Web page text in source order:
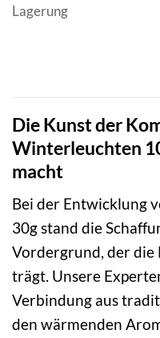
Lagerung
Die Kunst der
Winterleuchten
macht
Bei der Entwicklung
30g stand die
Vordergrund, der die
trägt. Unsere
Verbindung aus
den wärmenden